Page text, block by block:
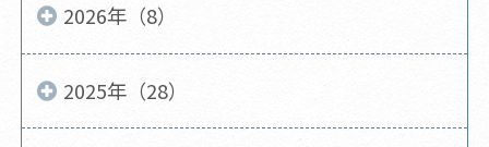
2026年（8）
2025年（28）